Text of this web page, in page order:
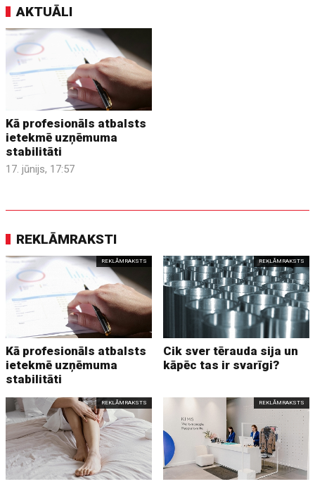
AKTUĀLI
Kā profesionāls atbalsts
ietekmē uzņēmuma
stabilitāti
17. jūnijs, 17:57
REKLĀMRAKSTI
REKLĀMRAKSTS
Kā profesionāls atbalsts
ietekmē uzņēmuma
stabilitāti
REKLĀMRAKSTS
Cik sver tērauda sija un
kāpēc tas ir svarīgi?
REKLĀMRAKSTS REKLĀMRAKSTS